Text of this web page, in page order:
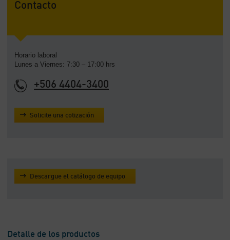
Contacto
Horario laboral
Lunes a Viernes: 7:30 – 17:00 hrs
+506 4404-3400
Solicite una cotización
Descargue el catálogo de equipo
Detalle de los productos